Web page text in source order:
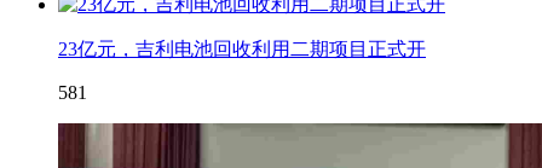
23亿元，吉利电池回收利用二期项目正式开
581